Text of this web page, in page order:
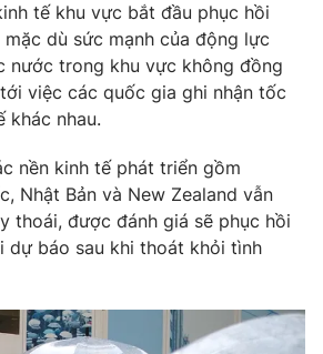
lai
tế khu vực bắt đầu phục hồi
dù sức mạnh của động lực
nước trong khu vực không đồng
việc các quốc gia ghi nhận tốc
khác nhau.
nền kinh tế phát triển gồm
Nhật Bản và New Zealand vẫn
thoái, được đánh giá sẽ phục hồi
dự báo sau khi thoát khỏi tình